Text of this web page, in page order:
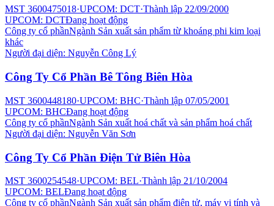
MST 3600475018·UPCOM: DCT·Thành lập 22/09/2000
UPCOM: DCTĐang hoạt động
Công ty cổ phầnNgành Sản xuất sản phẩm từ khoáng phi kim loại
khác
Người đại diện: Nguyễn Công Lý
Công Ty Cổ Phần Bê Tông Biên Hòa
MST 3600448180·UPCOM: BHC·Thành lập 07/05/2001
UPCOM: BHCĐang hoạt động
Công ty cổ phầnNgành Sản xuất hoá chất và sản phẩm hoá chất
Người đại diện: Nguyễn Văn Sơn
Công Ty Cổ Phần Điện Tử Biên Hòa
MST 3600254548·UPCOM: BEL·Thành lập 21/10/2004
UPCOM: BELĐang hoạt động
Công ty cổ phầnNgành Sản xuất sản phẩm điện tử, máy vi tính và